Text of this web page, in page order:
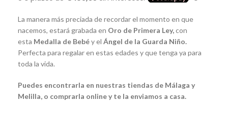
La manera más preciada de recordar el momento en que
nacemos, estará grabada en Oro de Primera Ley,con
esta Medalla de Bebéy el Ángel de la Guarda Niño.
Perfecta para regalar en estas edades y que tenga ya para
toda la vida.
Puedes encontrarla en nuestras tiendas de Málaga y
Melilla, o comprarla online y te la enviamos a casa.